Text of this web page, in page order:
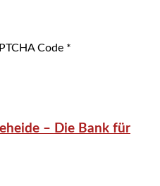
Code *
– Die Bank für